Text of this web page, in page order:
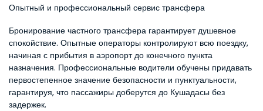
Опытный и профессиональный сервис трансфера
Бронирование частного трансфера гарантирует душевное
спокойствие. Опытные операторы контролируют всю поездку,
начиная с прибытия в аэропорт до конечного пункта
назначения. Профессиональные водители обучены придавать
первостепенное значение безопасности и пунктуальности,
гарантируя, что пассажиры доберутся до Кушадасы без
задержек.